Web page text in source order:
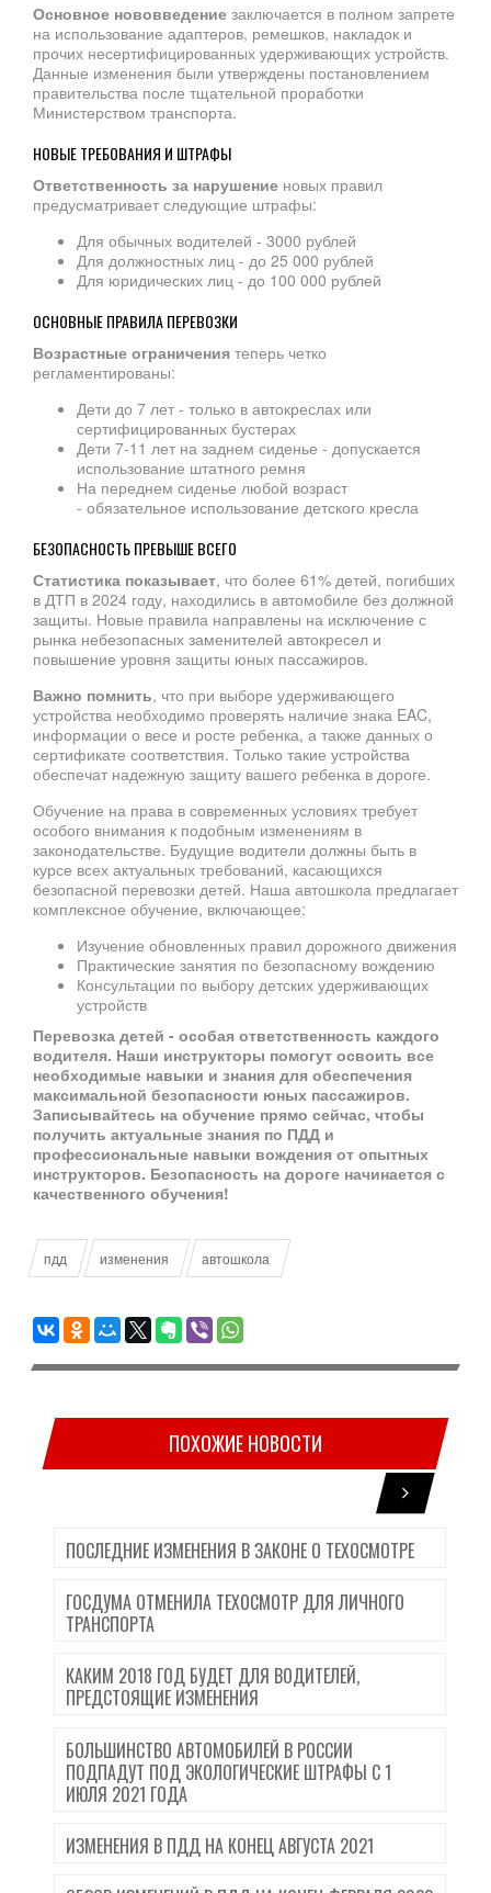
Основное нововведение заключается в полном запрете
на использование адаптеров, ремешков, накладок и
прочих несертифицированных удерживающих устройств.
Данные изменения были утверждены постановлением
правительства после тщательной проработки
Министерством транспорта.
НОВЫЕ ТРЕБОВАНИЯ И ШТРАФЫ
Ответственность за нарушение новых правил
предусматривает следующие штрафы:
Для обычных водителей - 3000 рублей
Для должностных лиц - до 25 000 рублей
Для юридических лиц - до 100 000 рублей
ОСНОВНЫЕ ПРАВИЛА ПЕРЕВОЗКИ
Возрастные ограничения теперь четко
регламентированы:
Дети до 7 лет - только в автокреслах или
сертифицированных бустерах
Дети 7-11 лет на заднем сиденье - допускается
использование штатного ремня
На переднем сиденье любой возраст
- обязательное использование детского кресла
БЕЗОПАСНОСТЬ ПРЕВЫШЕ ВСЕГО
Статистика показывает, что более 61% детей, погибших
в ДТП в 2024 году, находились в автомобиле без должной
защиты. Новые правила направлены на исключение с
рынка небезопасных заменителей автокресел и
повышение уровня защиты юных пассажиров.
Важно помнить, что при выборе удерживающего
устройства необходимо проверять наличие знака EAC,
информации о весе и росте ребенка, а также данных о
сертификате соответствия. Только такие устройства
обеспечат надежную защиту вашего ребенка в дороге.
Обучение на права в современных условиях требует
особого внимания к подобным изменениям в
законодательстве. Будущие водители должны быть в
курсе всех актуальных требований, касающихся
безопасной перевозки детей. Наша автошкола предлагает
комплексное обучение, включающее:
Изучение обновленных правил дорожного движения
Практические занятия по безопасному вождению
Консультации по выбору детских удерживающих
устройств
Перевозка детей - особая ответственность каждого
водителя. Наши инструкторы помогут освоить все
необходимые навыки и знания для обеспечения
максимальной безопасности юных пассажиров.
Записывайтесь на обучение прямо сейчас, чтобы
получить актуальные знания по ПДД и
профессиональные навыки вождения от опытных
инструкторов. Безопасность на дороге начинается с
качественного обучения!
пдд изменения автошкола
ПОХОЖИЕ НОВОСТИ
ПОСЛЕДНИЕ ИЗМЕНЕНИЯ В ЗАКОНЕ О ТЕХОСМОТРЕ
ГОСДУМА ОТМЕНИЛА ТЕХОСМОТР ДЛЯ ЛИЧНОГО
ТРАНСПОРТА
КАКИМ 2018 ГОД БУДЕТ ДЛЯ ВОДИТЕЛЕЙ,
ПРЕДСТОЯЩИЕ ИЗМЕНЕНИЯ
БОЛЬШИНСТВО АВТОМОБИЛЕЙ В РОССИИ
ПОДПАДУТ ПОД ЭКОЛОГИЧЕСКИЕ ШТРАФЫ С 1
ИЮЛЯ 2021 ГОДА
ИЗМЕНЕНИЯ В ПДД НА КОНЕЦ АВГУСТА 2021